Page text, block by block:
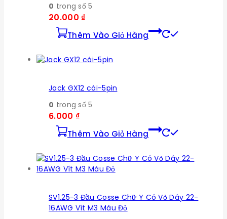
0 trong số 5
20.000 ₫
Thêm Vào Giỏ Hàng
Jack GX12 cái-5pin
0 trong số 5
6.000 ₫
Thêm Vào Giỏ Hàng
SV1.25-3 Đầu Cosse Chữ Y Có Vỏ Dây 22-
16AWG Vít M3 Màu Đỏ